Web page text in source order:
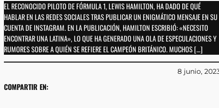
EL RECONOCIDO PILOTO DE FÓRMULA 1, LEWIS HAMILTON, HA DADO DE QUÉ
HABLAR EN LAS REDES SOCIALES TRAS PUBLICAR UN ENIGMÁTICO MENSAJE EN SU
CUENTA DE INSTAGRAM. EN LA PUBLICACIÓN, HAMILTON ESCRIBIÓ: «NECESITO
ENCONTRAR UNA LATINA», LO QUE HA GENERADO UNA OLA DE ESPECULACIONES Y
RUMORES SOBRE A QUIÉN SE REFIERE EL CAMPEÓN BRITÁNICO. MUCHOS […]
COMPARTIR EN:
8 junio,